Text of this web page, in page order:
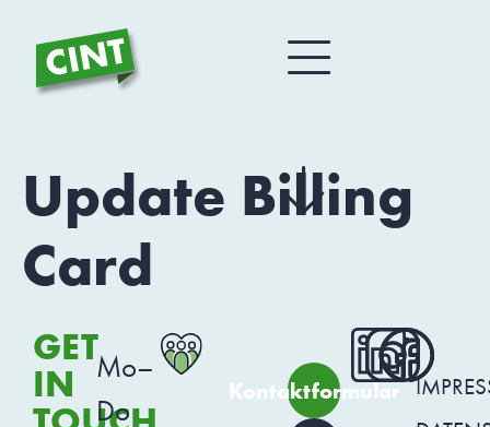
Update Billing
Card
GET
IN
Mo–
Do
Kontaktformular